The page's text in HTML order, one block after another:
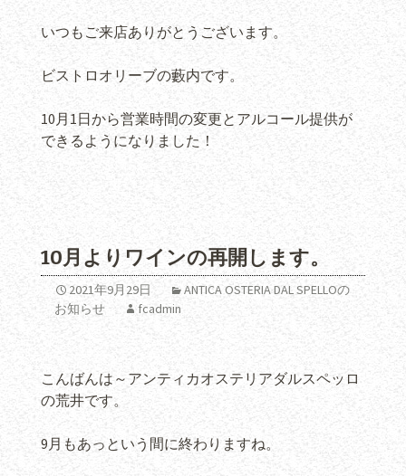
いつもご来店ありがとうございます。
ビストロオリーブの藪内です。
10月1日から営業時間の変更とアルコール提供が
できるようになりました！
10月よりワインの再開します。
2021年9月29日
ANTICA OSTERIA DAL SPELLOの
お知らせ
fcadmin
こんばんは～アンティカオステリアダルスペッロ
の荒井です。
9月もあっという間に終わりますね。